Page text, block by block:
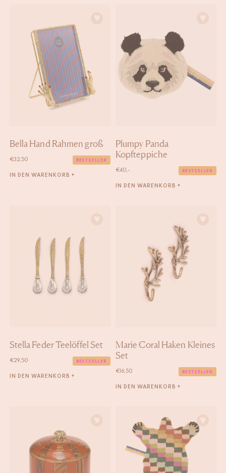
Bella Hand Rahmen groß
€32,50 BESTSELLER
IN DEN WARENKORB +
Plumpy Panda
Kopfteppiche
€40,- BESTSELLER
IN DEN WARENKORB +
Stella Feder Teelöffel Set
€29,50 BESTSELLER
IN DEN WARENKORB +
Marie Coral Haken Kleines
Set
€ 16,50 BESTSELLER
IN DEN WARENKORB +